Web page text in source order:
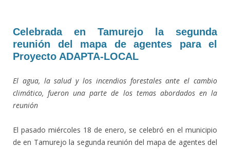
Celebrada en Tamurejo la segunda
reunión del mapa de agentes para el
Proyecto ADAPTA-LOCAL
El agua, la salud y los incendios forestales ante el cambio
climático, fueron una parte de los temas abordados en la
reunión
El pasado miércoles 18 de enero, se celebró en el municipio
de en Tamurejo la segunda reunión del mapa de agentes del